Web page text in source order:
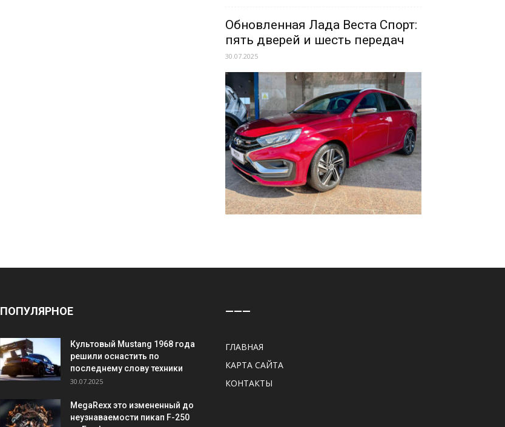
Обновленная Лада Веста Спорт:
пять дверей и шесть передач
30.07.2025
ПОПУЛЯРНОЕ
Культовый Mustang 1968 года
решили оснастить по
последнему слову техники
30.07.2025
MegaRexx это измененный до
неузнаваемости пикап F-250
———
ГЛАВНАЯ
КАРТА САЙТА
КОНТАКТЫ